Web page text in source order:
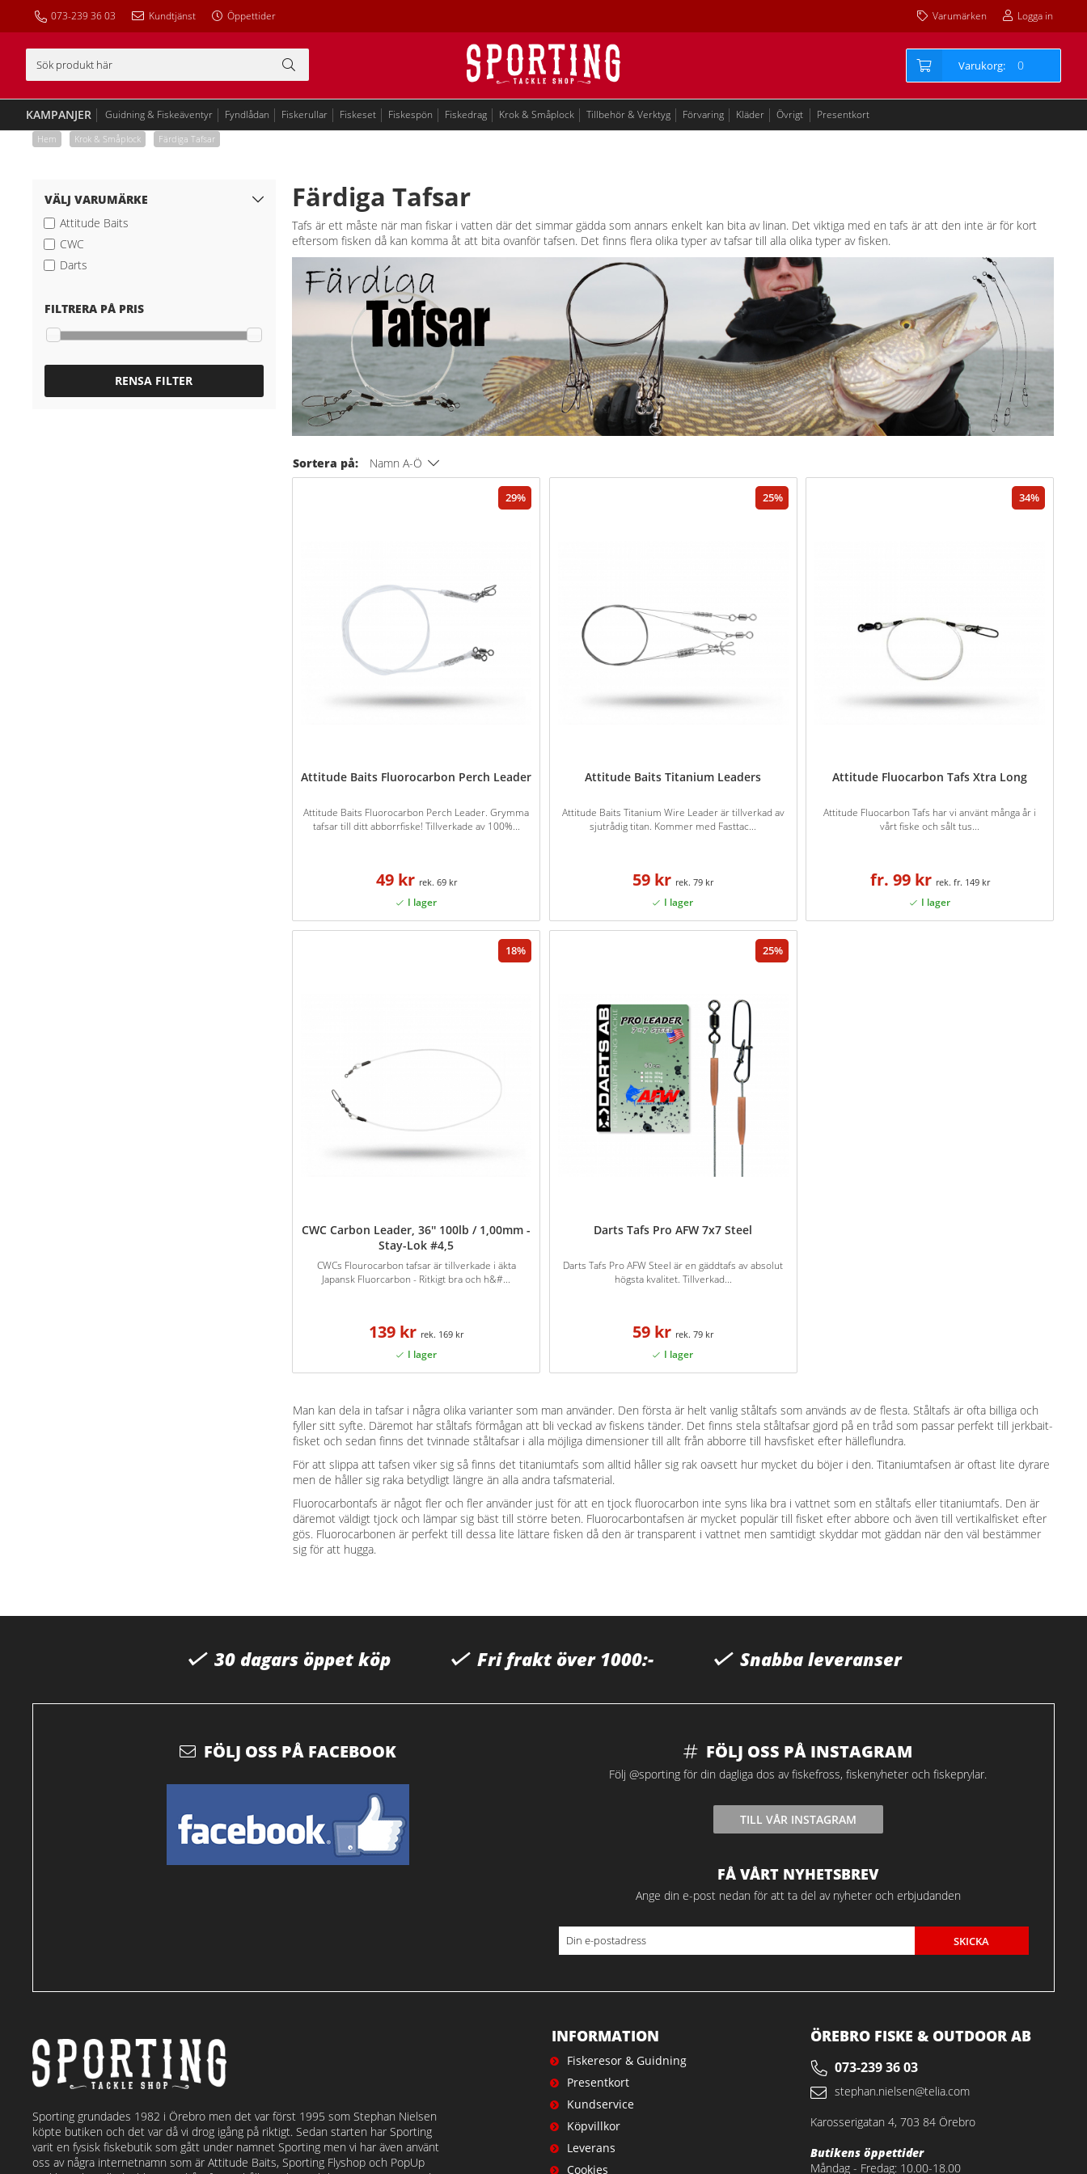
073-239 36 03 Kundtjänst Öppettider Varumärken Logga in
0
Guidning & Fiskeäventyr Fyndlådan Fiskerullar Fiskeset Fiskespön Fiskedrag Krok & Småplock Tillbehör & Verktyg Förvaring Kläder Övrigt
KAMPANJER Presentkort
Hem Krok & Småplock Färdiga Tafsar
VÄLJ VARUMÄRKE
Attitude Baits
CWC
Darts
FILTRERA PÅ PRIS
RENSA FILTER
Färdiga Tafsar
Tafs är ett måste när man fiskar i vatten där det simmar gädda som annars enkelt kan bita av linan. Det viktiga med en tafs är att den inte är för kort
eftersom fisken då kan komma åt att bita ovanför tafsen. Det finns flera olika typer av tafsar till alla olika typer av fisken.
Sortera på: Namn A-Ö
29
Attitude Baits Fluorocarbon Perch Leader
Attitude Baits Fluorocarbon Perch Leader. Grymma
tafsar till ditt abborrfiske! Tillverkade av 100%...
49 kr 69 kr
25
Attitude Baits Titanium Leaders
Attitude Baits Titanium Wire Leader är tillverkad av
sjutrådig titan. Kommer med Fasttac...
59 kr 79 kr
34
Attitude Fluocarbon Tafs Xtra Long
Attitude Fluocarbon Tafs har vi använt många år i
vårt fiske och sålt tus...
fr. 99 kr fr. 149 kr
18
CWC Carbon Leader, 36'' 100lb / 1,00mm -
Stay-Lok #4,5
CWCs Flourocarbon tafsar är tillverkade i äkta
Japansk Fluorcarbon - Ritkigt bra och h&#...
139 kr 169 kr
25
Darts Tafs Pro AFW 7x7 Steel
Darts Tafs Pro AFW Steel är en gäddtafs av absolut
högsta kvalitet. Tillverkad...
59 kr 79 kr
Man kan dela in tafsar i några olika varianter som man använder. Den första är helt vanlig ståltafs som används av de flesta. Ståltafs är ofta billiga och
fyller sitt syfte. Däremot har ståltafs förmågan att bli veckad av fiskens tänder. Det finns stela ståltafsar gjord på en tråd som passar perfekt till jerkbait-
fisket och sedan finns det tvinnade ståltafsar i alla möjliga dimensioner till allt från abborre till havsfisket efter hälleflundra.
För att slippa att tafsen viker sig så finns det titaniumtafs som alltid håller sig rak oavsett hur mycket du böjer i den. Titaniumtafsen är oftast lite dyrare
men de håller sig raka betydligt längre än alla andra tafsmaterial.
Fluorocarbontafs är något fler och fler använder just för att en tjock fluorocarbon inte syns lika bra i vattnet som en ståltafs eller titaniumtafs. Den är
däremot väldigt tjock och lämpar sig bäst till större beten. Fluorocarbontafsen är mycket populär till fisket efter abbore och även till vertikalfisket efter
gös. Fluorocarbonen är perfekt till dessa lite lättare fisken då den är transparent i vattnet men samtidigt skyddar mot gäddan när den väl bestämmer
sig för att hugga.
30 dagars öppet köp Fri frakt över 1000:- Snabba leveranser
FÖLJ OSS PÅ FACEBOOK FÖLJ OSS PÅ INSTAGRAM
Följ @sporting för din dagliga dos av fiskefross, fiskenyheter och fiskeprylar.
TILL VÅR INSTAGRAM
FÅ VÅRT NYHETSBREV
Ange din e-post nedan för att ta del av nyheter och erbjudanden
SKICKA
Sporting grundades 1982 i Örebro men det var först 1995 som Stephan Nielsen
köpte butiken och det var då vi drog igång på riktigt. Sedan starten har Sporting
varit en fysisk fiskebutik som gått under namnet Sporting men vi har även använt
oss av några internetnamn som är Attitude Baits, Sporting Flyshop och PopUp
INFORMATION
Fiskeresor & Guidning
Presentkort
Kundservice
Köpvillkor
Leverans
Cookies
ÖREBRO FISKE & OUTDOOR AB
073-239 36 03
stephan.nielsen@telia.com
Karosserigatan 4, 703 84 Örebro
Butikens öppettider
Måndag - Fredag: 10.00-18.00